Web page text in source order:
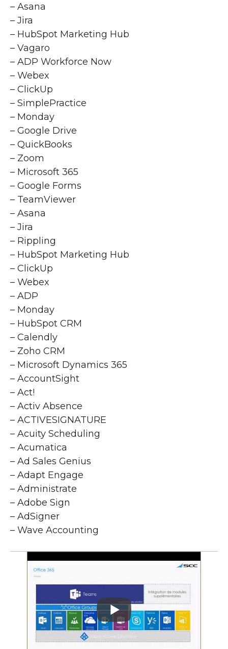
– Asana
– Jira
– HubSpot Marketing Hub
– Vagaro
– ADP Workforce Now
– Webex
– ClickUp
– SimplePractice
– Monday
– Google Drive
– QuickBooks
– Zoom
– Microsoft 365
– Google Forms
– TeamViewer
– Asana
– Jira
– Rippling
– HubSpot Marketing Hub
– ClickUp
– Webex
– ADP
– Monday
– HubSpot CRM
– Calendly
– Zoho CRM
– Microsoft Dynamics 365
– AccountSight
– Act!
– Activ Absence
– ACTIVESIGNATURE
– Acuity Scheduling
– Acumatica
– Ad Sales Genius
– Adapt Engage
– Administrate
– Adobe Sign
– AdSigner
– Wave Accounting